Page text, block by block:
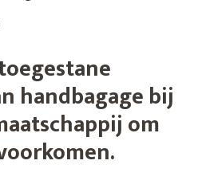
handbagage bij
om